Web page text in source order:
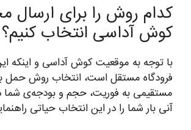
کدام روش را برای ارسال
کوش آداسی انتخاب کنیم؟
با توجه به موقعیت کوش آداسی و اینکه
فرودگاه مستقل است، انتخاب روش حمل
مستقیمی به فوریت، حجم و بودجه‌ی شما
آنی بار شما را در این انتخاب حیاتی